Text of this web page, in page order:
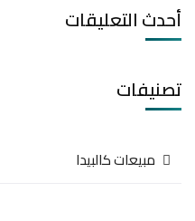
أحدث التعليقات
تصنيفات
مبيعات كالبيدا